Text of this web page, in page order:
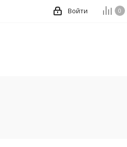
0
Войти